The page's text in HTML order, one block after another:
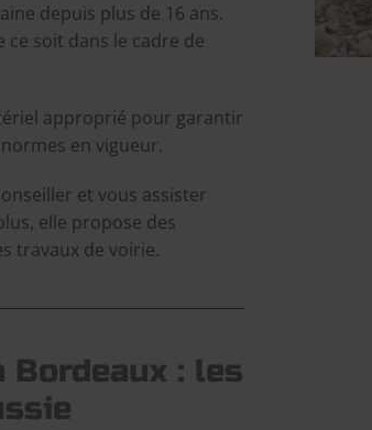
depuis plus de 16 ans.
soit dans le cadre de
approprié pour garantir
en vigueur.
et vous assister
elle propose des
travaux de voirie.
Bordeaux : les